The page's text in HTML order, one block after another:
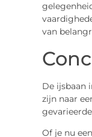
van
De ijsbaan
zijn naar
Of je nu